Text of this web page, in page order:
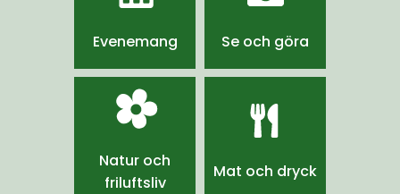
Evenemang Se och göra
Natur och
friluftsliv
Mat och dryck